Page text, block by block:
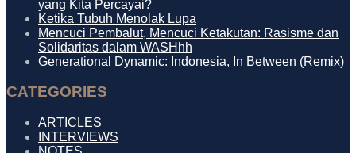
yang Kita Percayai?
Ketika Tubuh Menolak Lupa
Mencuci Pembalut, Mencuci Ketakutan: Rasisme dan
Solidaritas dalam WASHhh
Generational Dynamic: Indonesia, In Between (Remix)
CATEGORIES
ARTICLES
INTERVIEWS